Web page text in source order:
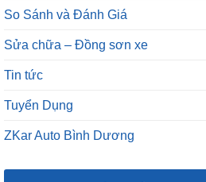
So Sánh và Đánh Giá
Sửa chữa – Đồng sơn xe
Tin tức
Tuyển Dụng
ZKar Auto Bình Dương